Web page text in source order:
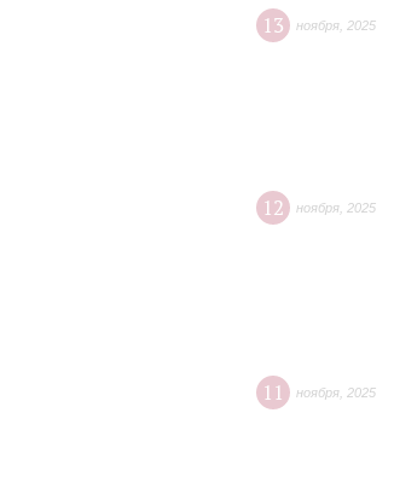
13 ноября 2025
12 ноября 2025
11 ноября 2025